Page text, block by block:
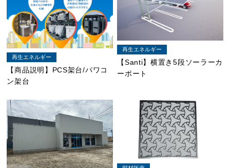
再生エネルギー
【商品説明】PCS架台/パワコ
ン架台
再生エネルギー
【Santi】横置き5段ソーラーカ
ーポート